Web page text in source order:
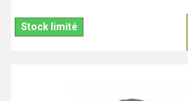
Stock limité